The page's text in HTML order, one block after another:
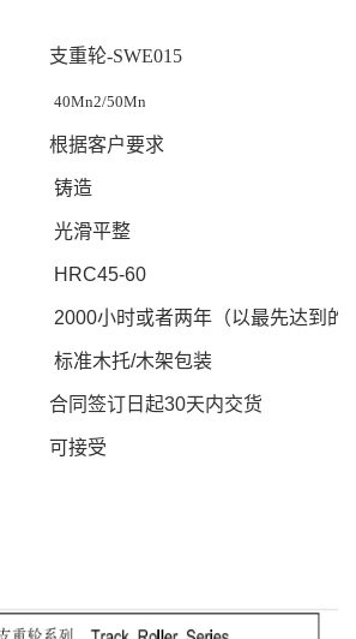
支重轮-SWE015
40Mn2/50Mn
根据客户要求
铸造
光滑平整
HRC45-60
2000小时或者两年（以最先达到的
标准木托/木架包装
合同签订日起30天内交货
可接受